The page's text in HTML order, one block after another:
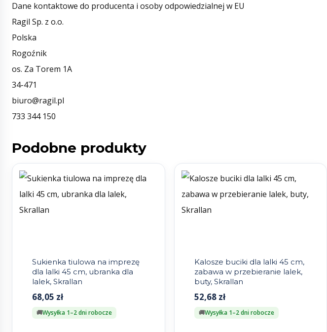
Dane kontaktowe do producenta i osoby odpowiedzialnej w EU
Ragil Sp. z o.o.
Polska
Rogoźnik
os. Za Torem 1A
34-471
biuro@ragil.pl
733 344 150
Podobne produkty
Sukienka tiulowa na imprezę
dla lalki 45 cm, ubranka dla
lalek, Skrallan
68,05 zł
Wysyłka 1–2 dni robocze
Kalosze buciki dla lalki 45 cm,
zabawa w przebieranie lalek,
buty, Skrallan
52,68 zł
Wysyłka 1–2 dni robocze